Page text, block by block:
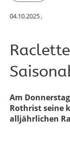
04.10.2025 ,
Am
Rothrist seine
alljährlichen